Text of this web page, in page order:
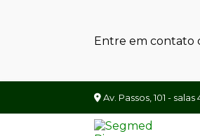
Entre em contato
Av. Passos, 101 -